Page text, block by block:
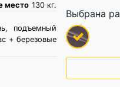
место
кг.
130
подъемный
+ березовые
Выбрана